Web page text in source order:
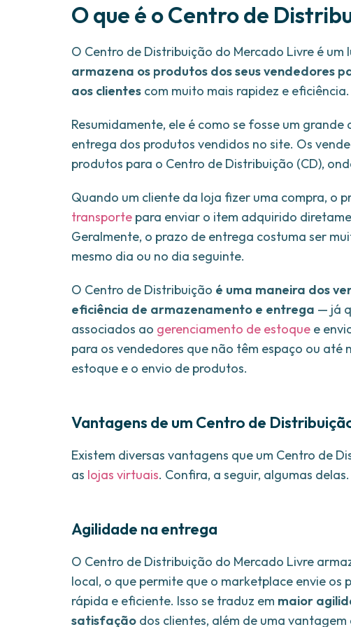
O que é o Centro de
O Centro de Distribuição do Mercado Livre é um
armazena os produtos dos seus vendedores
aos clientes com muito mais rapidez e eficiência.
Resumidamente, ele é como se fosse um
entrega dos produtos vendidos no site. Os
produtos para o Centro de Distribuição (CD),
Quando um cliente da loja fizer uma compra, o
transporte para enviar o item adquirido
Geralmente, o prazo de entrega costuma ser
mesmo dia ou no dia seguinte.
O Centro de Distribuição é uma maneira dos
eficiência de armazenamento e entrega — já
associados ao gerenciamento de estoque e
para os vendedores que não têm espaço ou até
estoque e o envio de produtos.
Vantagens de um Centro de
Existem diversas vantagens que um Centro de
as lojas virtuais. Confira, a seguir, algumas delas.
Agilidade na entrega
O Centro de Distribuição do Mercado Livre
local, o que permite que o marketplace envie os
rápida e eficiente. Isso se traduz em maior
satisfação dos clientes, além de uma